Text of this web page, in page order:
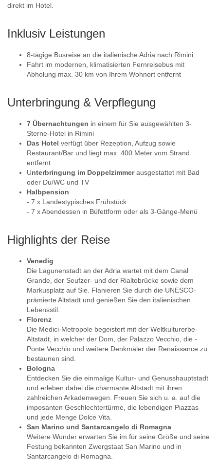
direkt im Hotel.
Inklusiv Leistungen
8-tägige Busreise an die italienische Adria nach Rimini
Fahrt im modernen, klimatisierten Fernreisebus mit
Abholung max. 30 km von Ihrem Wohnort entfernt
Unterbringung & Verpflegung
7 Übernachtungen in einem für Sie ausgewählten 3-
Sterne-Hotel in Rimini
Das Hotel verfügt über Rezeption, Aufzug sowie
Restaurant/Bar und liegt max. 400 Meter vom Strand
entfernt
Unterbringung im Doppelzimmerausgestattet mit Bad
oder Du/WC und TV
Halbpension
- 7 x Landestypisches Frühstück
- 7 x Abendessen in Büfettform oder als 3-Gänge-Menü
Highlights der Reise
Venedig
Die Lagunenstadt an der Adria wartet mit dem Canal
Grande, der Seufzer- und der Rialtobrücke sowie dem
Markusplatz auf Sie. Flanieren Sie durch die UNESCO-
prämierte Altstadt und genießen Sie den italienischen
Lebensstil.
Florenz
Die Medici-Metropole begeistert mit der Weltkulturerbe-
Altstadt, in welcher der Dom, der Palazzo Vecchio, die ­
Ponte Vecchio und weitere Denkmäler der ­Renaissance zu
bestaunen sind.
Bologna
Entdecken Sie die einmalige Kultur- und Genusshauptstadt
und erleben dabei die charmante Altstadt mit ihren
zahlreichen Arkadenwegen. Freuen Sie sich u. a. auf die
imposanten Geschlechtertürme, die lebendigen Piazzas
und jede Menge Dolce Vita.
San Marino und Santarcangelo di Romagna
Weitere Wunder erwarten Sie im für seine Größe und seine
Festung bekannten Zwergstaat San Marino und in
Santarcangelo di Romagna.